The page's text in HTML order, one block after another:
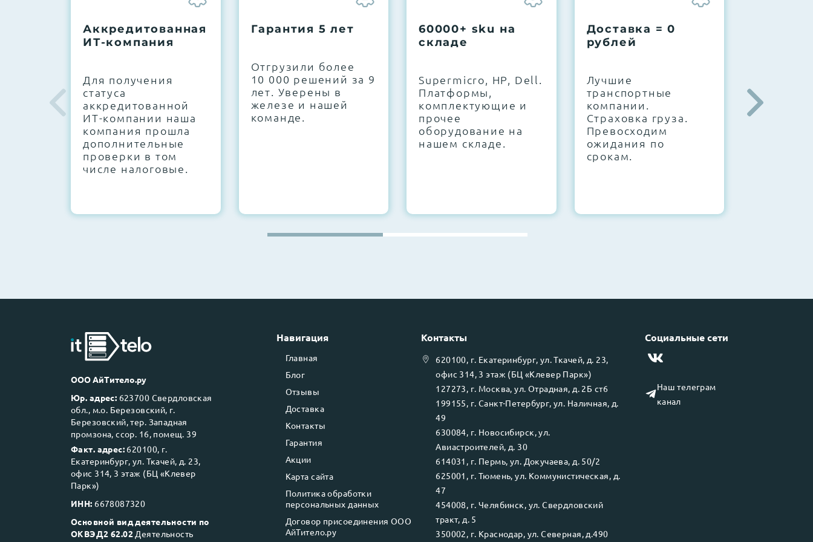
Next Business Day (NBD)
Аккредитованная
ИТ-компания
Для получения
статуса
аккредитованной
ИТ-компании наша
компания прошла
дополнительные
проверки в том
числе налоговые.
Гарантия 5 лет
Отгрузили более
10 000 решений за 9
лет. Уверены в
железе и нашей
команде.
60000+ sku на
складе
Supermicro, HP, Dell.
Платформы,
комплектующие и
прочее
оборудование на
нашем складе.
Доставка = 0
рублей
Лучшие
транспортные
компании.
Страховка груза.
Превосходим
ожидания по
срокам.
штате.
10000+
ООО АйТитело.ру
Юр. адрес: 623700 Свердловская
обл., м.о. Березовский, г.
Березовский, тер. Западная
промзона, ссор. 16, помещ. 39
Факт. адрес: 620100, г.
Екатеринбург, ул. Ткачей, д. 23,
офис 314, 3 этаж (БЦ «Клевер
Парк»)
ИНН: 6678087320
Основной вид деятельности по
ОКВЭД2 62.02 Деятельность
Навигация
Главная
Блог
Отзывы
Доставка
Контакты
Гарантия
Акции
Карта сайта
Политика обработки
персональных данных
Договор присоединения ООО
АйТитело.ру
Контакты
620100, г. Екатеринбург, ул.Ткачей, д. 23,
офис 314, 3 этаж (БЦ «Клевер Парк»)
127273, г. Москва, ул. Отрадная, д. 2Б ст6
199155, г. Санкт-Петербург, ул. Наличная, д.
49
630084, г. Новосибирск, ул.
Авиастроителей, д. 30
614031 , г. Пермь, ул. Докучаева, д. 50/2
625001 , г. Тюмень, ул. Коммунистическая, д.
47
454008, г. Челябинск, ул.Свердловский
тракт, д. 5
350002, г. Краснодар, ул.Северная, д.490
Социальные сети
Наш телеграм
канал